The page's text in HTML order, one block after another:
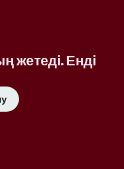
жетеді. Енді